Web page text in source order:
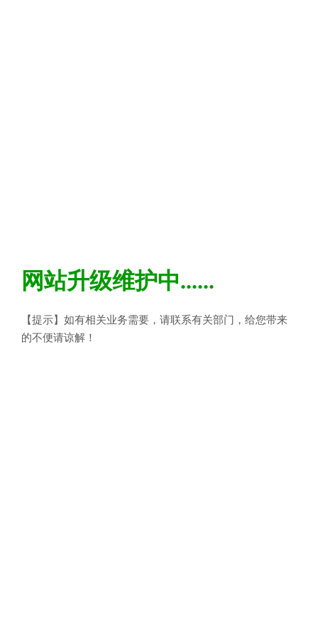
网站升级维护中......
【提示】如有相关业务需要，请联系有关部门，给您带来
的不便请谅解！